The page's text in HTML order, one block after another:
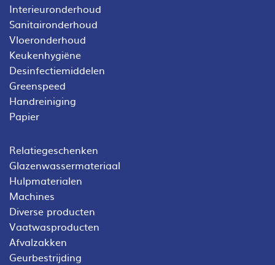
Interieuronderhoud
Sanitaironderhoud
Vloeronderhoud
Keukenhygiëne
Desinfectiemiddelen
Greenspeed
Handreiniging
Papier
Relatiegeschenken
Glazenwassermateriaal
Hulpmaterialen
Machines
Diverse producten
Vaatwasproducten
Afvalzakken
Geurbestrijding